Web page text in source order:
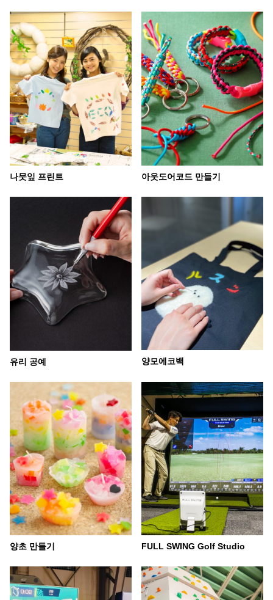
나뭇잎 프린트 아웃도어코드 만들기
유리 공예 양모에코백
양초 만들기 FULL SWING Golf Studio